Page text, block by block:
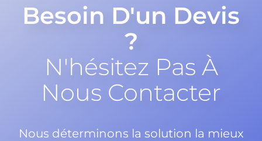
Besoin D'un Devis
?
N'hésitez Pas À
Nous Contacter
Nous déterminons la solution la mieux